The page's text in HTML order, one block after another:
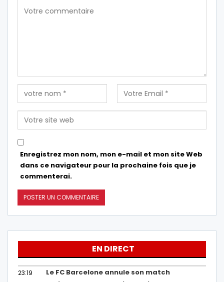
Enregistrez mon nom, mon e-mail et mon site Web
dans ce navigateur pour la prochaine fois que je
commenterai.
EN DIRECT
23:19
Le FC Barcelone annule son match